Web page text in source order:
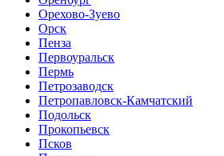
Орехово-Зуево
Орск
Пенза
Первоуральск
Пермь
Петрозаводск
Петропавловск-Камчатский
Подольск
Прокопьевск
Псков